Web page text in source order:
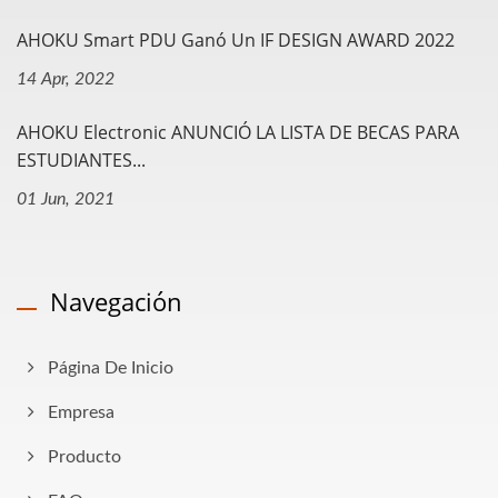
AHOKU Smart PDU Ganó Un IF DESIGN AWARD 2022
14 Apr, 2022
AHOKU Electronic ANUNCIÓ LA LISTA DE BECAS PARA
ESTUDIANTES...
01 Jun, 2021
Navegación
Página De Inicio
Empresa
Producto